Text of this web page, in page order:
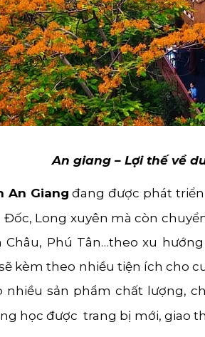
An giang – Lợi thế về
An Giang đang được phát
Long xuyên mà còn
Châu, Phú Tân…theo xu
kèm theo nhiều tiện ích cho
nhiều sản phẩm chất lượng,
học được trang bị mới, giao